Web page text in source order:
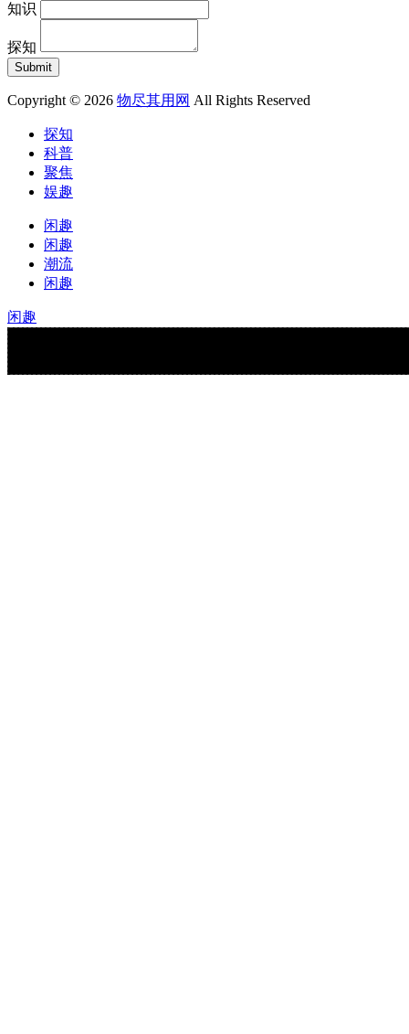
知识
探知
Copyright © 2026 物尽其用网 All Rights Reserved
探知
科普
聚焦
娱趣
闲趣
闲趣
潮流
闲趣
闲趣